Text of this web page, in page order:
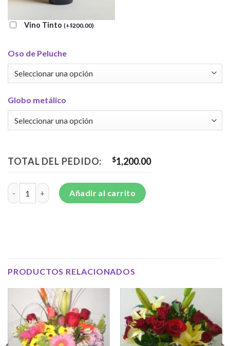
Vino Tinto (+$200.00)
Oso de Peluche
Globo metálico
TOTAL DEL PEDIDO: $1,200.00
Florero de Tulipanes - F5 cantidad
Añadir al carrito
PRODUCTOS RELACIONADOS